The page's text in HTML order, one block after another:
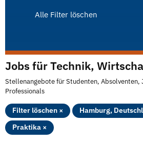
Alle Filter löschen
Jobs für Technik,
Stellenangebote für Studenten, Absolventen,
Professionals
Filter löschen × Hamburg,
Praktika ×